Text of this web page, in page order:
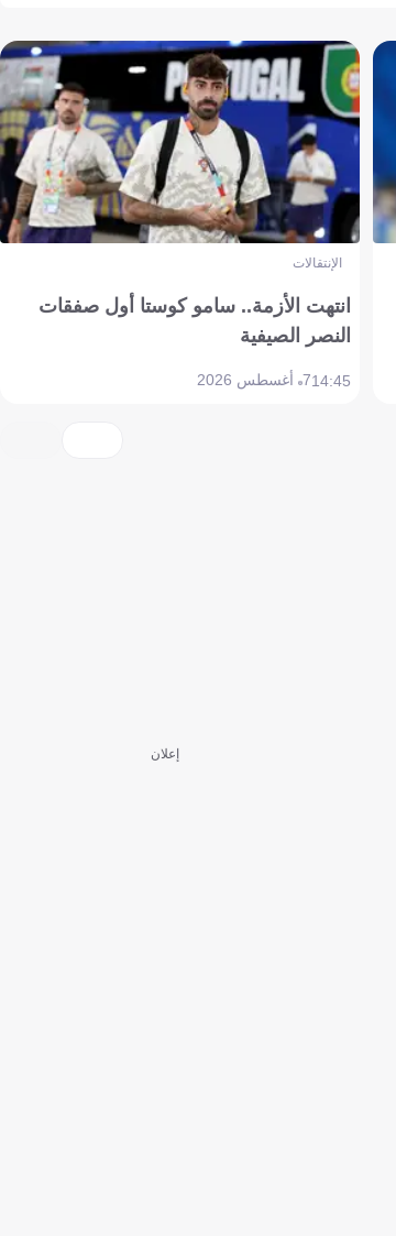
الإنتقالات
انتهت الأزمة.. سامو كوستا أول صفقات
النصر الصيفية
14:457 أغسطس 2026
إعلان